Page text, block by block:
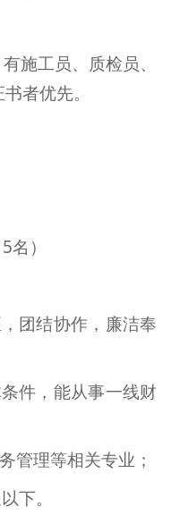
施工员、质检员、
者优先。
名）
团结协作，廉洁奉
件，能从事一线财
理等相关专业；
下。